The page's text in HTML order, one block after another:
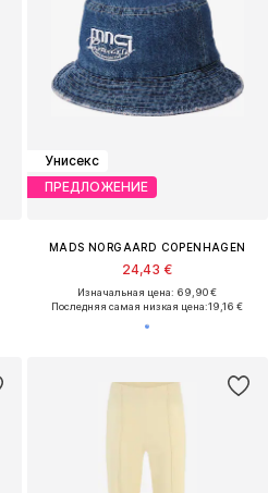
Унисекс
ПРЕДЛОЖЕНИЕ
MADS NORGAARD COPENHAGEN
24,43 €
Изначальная цена: 69,90 €
Последняя самая низкая цена:19,16 €